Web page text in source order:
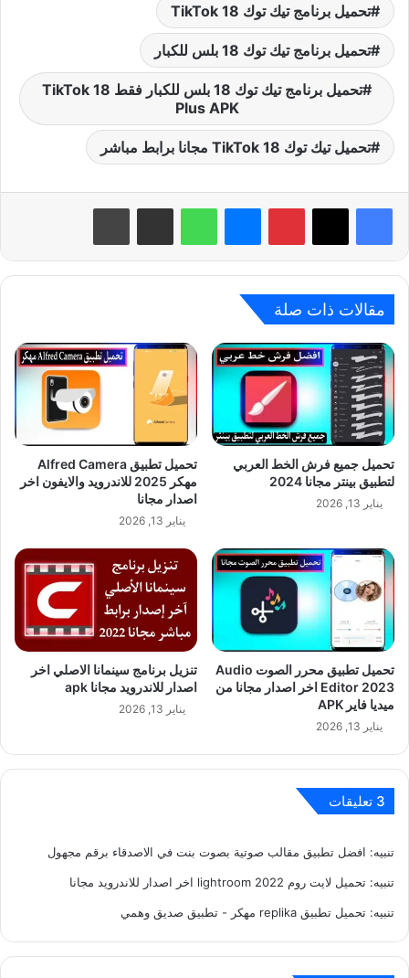
تحميل برنامج تيك توك 18 TikTok
تحميل برنامج تيك توك 18 بلس للكبار
تحميل برنامج تيك توك 18 بلس للكبار فقط TikTok 18
Plus APK
تحميل تيك توك 18 TikTok مجانا برابط مباشر
بينتيريست واتساب
مقالات ذات صلة
تحميل جميع فرش الخط العربي
لتطبيق بينتر مجانا 2024
يناير 13, 2026
تحميل تطبيق Alfred Camera
مهكر 2025 للاندرويد والايفون اخر
اصدار مجانا
يناير 13, 2026
تحميل تطبيق محرر الصوت Audio
Editor 2023 اخر اصدار مجانا من
ميديا فاير APK
يناير 13, 2026
تنزيل برنامج سينمانا الاصلي اخر
اصدار للاندرويد مجانا apk
يناير 13, 2026
‫3 تعليقات
تنبيه: افضل تطبيق مقالب صوتية بصوت بنت في الاصدقاء برقم مجهول
تنبيه: تحميل لايت روم 2022 lightroom اخر اصدار للاندرويد مجانا
تنبيه: تحميل تطبيق replika مهكر - تطبيق صديق وهمي